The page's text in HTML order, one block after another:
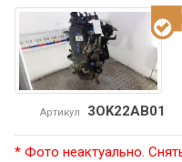
Артикул 3OK22AB01
* Фото неактуально.